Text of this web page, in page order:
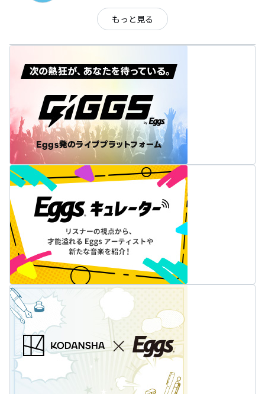
もっと見る